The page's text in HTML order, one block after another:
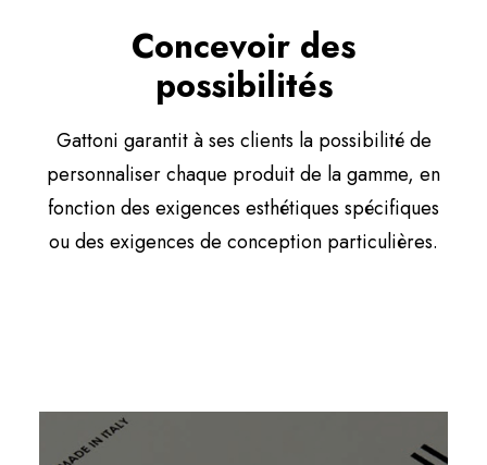
Concevoir des
possibilités
Gattoni garantit à ses clients la possibilité de
personnaliser chaque produit de la gamme, en
fonction des exigences esthétiques spécifiques
ou des exigences de conception particulières.